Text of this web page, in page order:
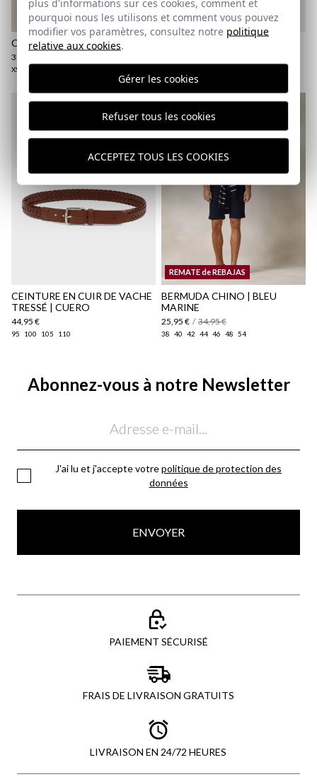
CHEMISE POLO RAYÉ | AQUA
34,95 €
XS
CEINTURE EN CUIR DE VACHE
TRESSÉ | CUERO
44,95 €
95 100 105 110
REMATE de REBAJAS
BERMUDA CHINO | BLEU
MARINE
25,95 € / 34,95 €
38 40 42 44 46 48 54
Abonnez-vous à notre Newsletter
J'ai lu et j'accepte votrepolitique de protection des
données
ENVOYER
PAIEMENT SÉCURISÉ
FRAIS DE LIVRAISON GRATUITS
LIVRAISON EN 24/72 HEURES
plus d'informations sur ces cookies, comment et
pourquoi nous les utilisons et comment vous pouvez
modifier vos paramètres, consultez notre politique
relative aux cookies.
Gérer les cookies
Refuser tous les cookies
ACCEPTEZ TOUS LES COOKIES